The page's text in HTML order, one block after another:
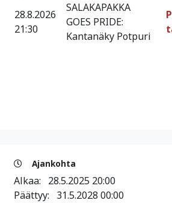
28.8.2026
21:30
SALAKAPAKKA
GOES PRIDE:
Kantanäky Potpuri
Ajankohta
Alkaa: 28.5.2025 20:00
Päättyy: 31.5.2028 00:00